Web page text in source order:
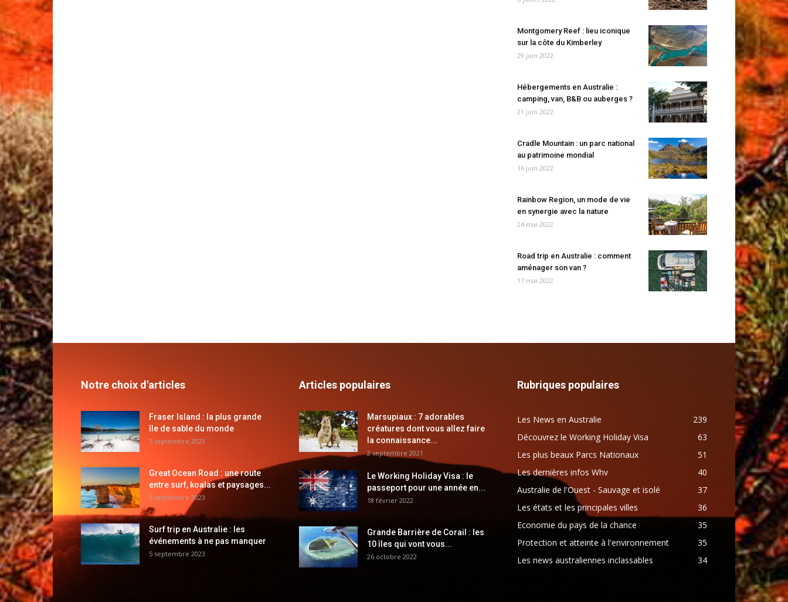
Montgomery Reef : lieu iconique
sur la côte du Kimberley
29 juin 2022
Hébergements en Australie :
camping, van, B&B ou auberges ?
21 juin 2022
Cradle Mountain : un parc national
au patrimoine mondial
16 juin 2022
Rainbow Region, un mode de vie
en synergie avec la nature
24 mai 2022
Road trip en Australie : comment
aménager son van ?
17 mai 2022
Notre choix d'articles
Fraser Island : la plus grande
île de sable du monde
5 septembre 2023
Great Ocean Road : une route
entre surf, koalas et paysages...
5 septembre 2023
Surf trip en Australie : les
événements à ne pas manquer
5 septembre 2023
Articles populaires
Marsupiaux : 7 adorables
créatures dont vous allez faire
la connaissance...
2 septembre 2021
Le Working Holiday Visa : le
passeport pour une année en...
18 février 2022
Grande Barrière de Corail : les
10 îles qui vont vous...
26 octobre 2022
Rubriques populaires
Les News en Australie
239
Découvrez le Working Holiday Visa
63
Les plus beaux Parcs Nationaux
51
Les dernières infos Whv
40
Australie de l'Ouest - Sauvage et isolé
37
Les états et les principales villes
36
Economie du pays de la chance
35
Protection et atteinte à l'environnement
35
Les news australiennes inclassables
34